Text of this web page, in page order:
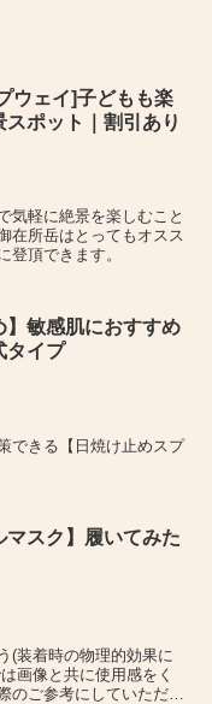
ウェイ]子どもも楽
スポット｜割引あり
気軽に絶景を楽しむこと
在所岳はとってもオスス
登頂できます。
】敏感肌におすすめ
タイプ
できる【日焼け止めスプ
マスク】履いてみた
(装着時の物理的効果に
画像と共に使用感をく
のご参考にしていただけ